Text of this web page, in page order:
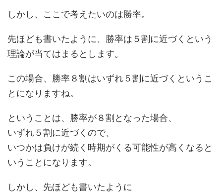
しかし、ここで考えたいのは勝率。
先ほども書いたように、勝率は５割に近づくという
理論が当てはまるとします。
この場合、勝率８割はいずれ５割に近づくというこ
とになりますね。
ということは、勝率が８割となった場合、
いずれ５割に近づくので、
いつかは負けが続く時期がくる可能性が高くなると
いうことになります。
しかし、先ほども書いたように